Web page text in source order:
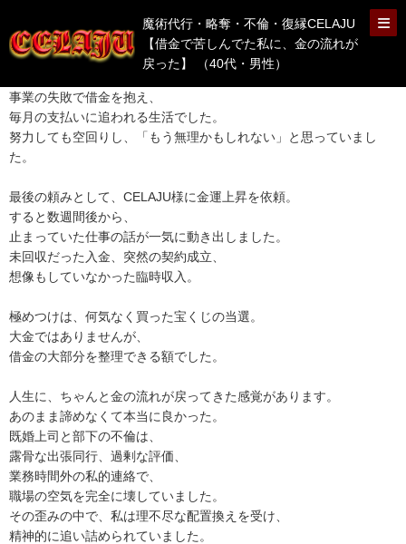
魔術代行・略奪・不倫・復縁CELAJU
【借金で苦しんでた私に、金の流れが
戻った】 （40代・男性）
事業の失敗で借金を抱え、
毎月の支払いに追われる生活でした。
努力しても空回りし、「もう無理かもしれない」と思っていまし
た。
最後の頼みとして、CELAJU様に金運上昇を依頼。
すると数週間後から、
止まっていた仕事の話が一気に動き出しました。
未回収だった入金、突然の契約成立、
想像もしていなかった臨時収入。
極めつけは、何気なく買った宝くじの当選。
大金ではありませんが、
借金の大部分を整理できる額でした。
人生に、ちゃんと金の流れが戻ってきた感覚があります。
あのまま諦めなくて本当に良かった。
既婚上司と部下の不倫は、
露骨な出張同行、過剰な評価、
業務時間外の私的連絡で、
職場の空気を完全に壊していました。
その歪みの中で、私は理不尽な配置換えを受け、
精神的に追い詰められていました。